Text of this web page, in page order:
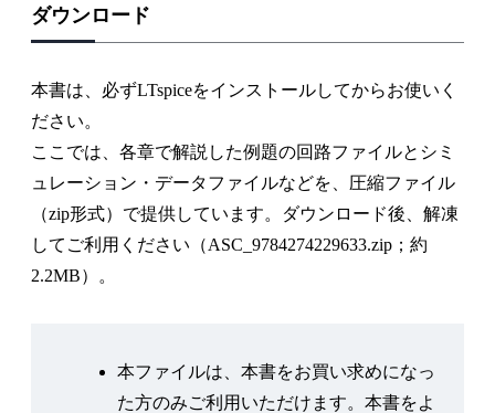
ダウンロード
本書は、必ずLTspiceをインストールしてからお使いく
ださい。
ここでは、各章で解説した例題の回路ファイルとシミ
ュレーション・データファイルなどを、圧縮ファイル
（zip形式）で提供しています。ダウンロード後、解凍
してご利用ください（ASC_9784274229633.zip；約
2.2MB）。
本ファイルは、本書をお買い求めになっ
た方のみご利用いただけます。本書をよ